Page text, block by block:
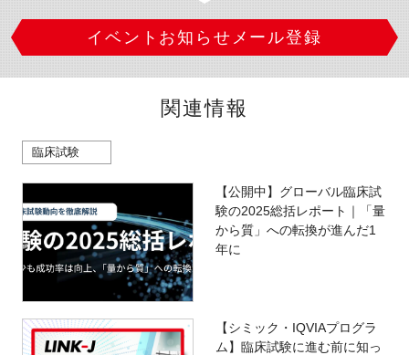
イベントお知らせメール登録
関連情報
臨床試験
【公開中】グローバル臨床試
験の2025総括レポート｜「量
から質」への転換が進んだ1
年に
【シミック・IQVIAプログラ
ム】臨床試験に進む前に知っ